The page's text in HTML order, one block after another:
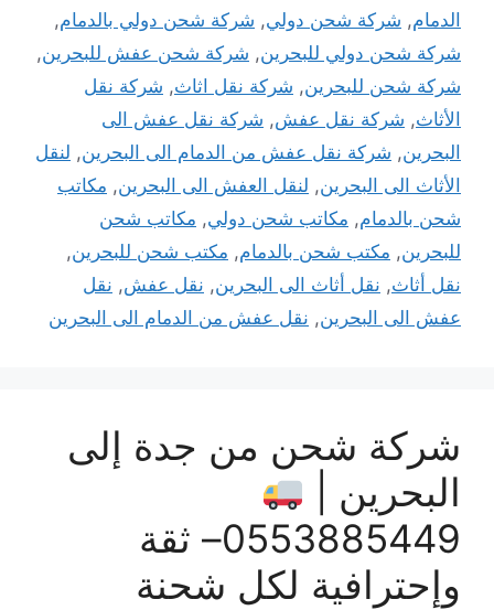
الدمام, شركة شحن دولي, شركة شحن دولي بالدمام,
شركة شحن دولي للبحرين, شركة شحن عفش للبحرين,
شركة شحن للبحرين, شركة نقل اثاث, شركة نقل
الأثاث, شركة نقل عفش, شركة نقل عفش الى
البحرين, شركة نقل عفش من الدمام الى البحرين, لنقل
الأثاث الى البحرين, لنقل العفش الى البحرين, مكاتب
شحن بالدمام, مكاتب شحن دولي, مكاتب شحن
للبحرين, مكتب شحن بالدمام, مكتب شحن للبحرين,
نقل أثاث, نقل أثاث الى البحرين, نقل عفش, نقل
عفش الى البحرين, نقل عفش من الدمام الى البحرين
شركة شحن من جدة إلى
البحرين |
0553885449– ثقة
وإحترافية لكل شحنة